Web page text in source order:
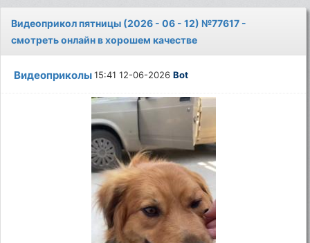
Видеоприкол пятницы (2026 - 06 - 12) №77617 -
смотреть онлайн в хорошем качестве
Видеоприколы15:41 12-06-2026Bot